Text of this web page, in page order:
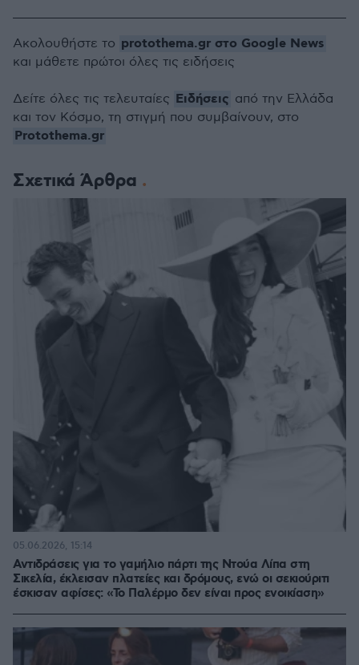
Σχετικά Άρθρα
Αντιδράσεις για το γαμήλιο πάρτι της Ντούα Λίπα στη
Σικελία, έκλεισαν πλατείες και δρόμους, ενώ οι σεκιούριτι
έσκισαν αφίσες: «Το Παλέρμο δεν είναι προς ενοικίαση»
05.06.2026, 15:14
Ακολουθήστε το protothema.gr στο Google News
και μάθετε πρώτοι όλες τις ειδήσεις
Δείτε όλες τις τελευταίες Ειδήσεις από την Ελλάδα
και τον Κόσμο, τη στιγμή που συμβαίνουν, στο
Protothema.gr